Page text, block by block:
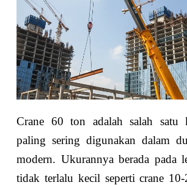
Crane 60 ton adalah salah satu
paling sering digunakan dalam
modern. Ukurannya berada pada
tidak terlalu kecil seperti crane